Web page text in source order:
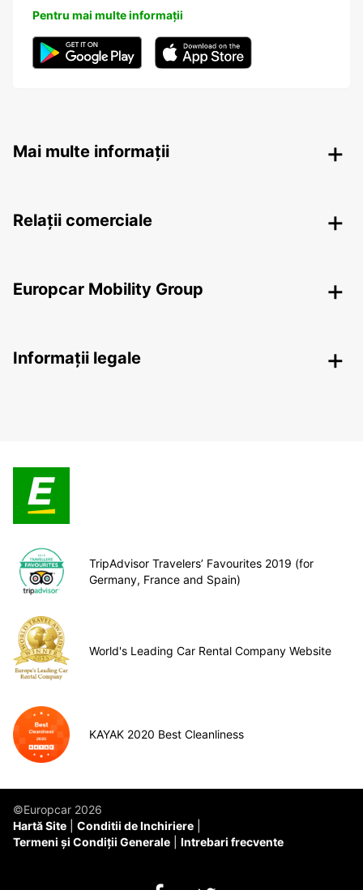
Pentru mai multe informații
Mai multe informații
Relații comerciale
Europcar Mobility Group
Informații legale
TripAdvisor Travelers’ Favourites 2019 (for
Germany, France and Spain)
World's Leading Car Rental Company Website
KAYAK 2020 Best Cleanliness
©Europcar 2026
Hartă Site
Conditii de Inchiriere
Termeni și Condiții Generale
Intrebari frecvente